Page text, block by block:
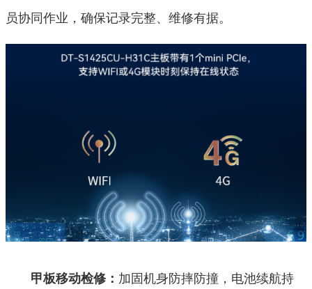
员协同作业，确保记录完整、维修有据。
甲板移动检修： 加固机身防摔防撞，电池续航持